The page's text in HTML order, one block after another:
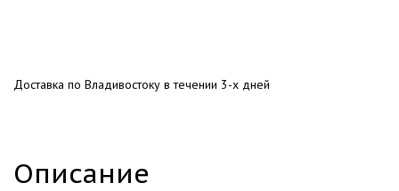
Доставка по Владивостоку в течении 3-х дней
Описание